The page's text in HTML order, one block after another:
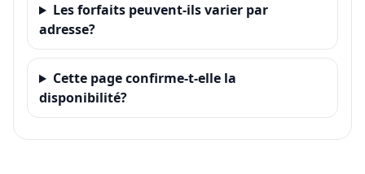
Les forfaits peuvent-ils varier par
adresse?
Cette page confirme-t-elle la
disponibilité?